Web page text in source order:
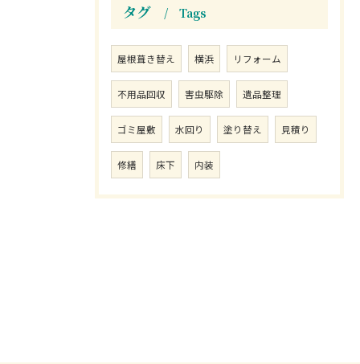
タグ Tags
屋根葺き替え 横浜 リフォーム
不用品回収 害虫駆除 遺品整理
ゴミ屋敷 水回り 塗り替え 見積り
修繕 床下 内装